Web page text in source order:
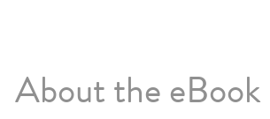
About the eBook